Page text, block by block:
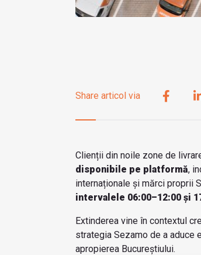
Share articol via
Clienții din noile zone de
disponibile pe platformă,
internaționale și mărci proprii
intervalele 06:00–12:00 și
Extinderea vine în contextul
strategia Sezamo de a aduce
apropierea Bucureștiului.